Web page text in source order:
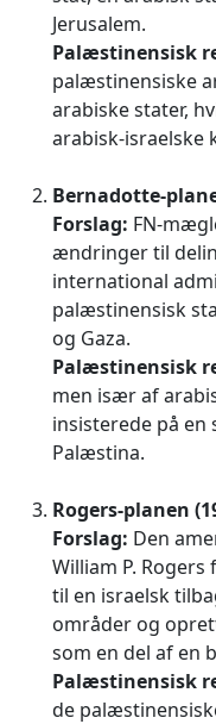
Jerusalem.
Palæstinensisk
palæstinensiske
arabiske stater,
arabisk-israelske
Bernadotte-
Forslag: FN-
ændringer til
international
palæstinensisk
og Gaza.
Palæstinensisk
men især af
insisterede på en
Palæstina.
Rogers-planen
Forslag: Den
William P.
til en israelsk
områder og
som en del af en
Palæstinensisk
de